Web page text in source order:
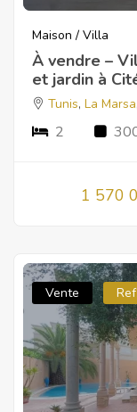
Maison / Villa
À vendre –
et jardin à
Tunis, La Marsa
2
1 570
Vente